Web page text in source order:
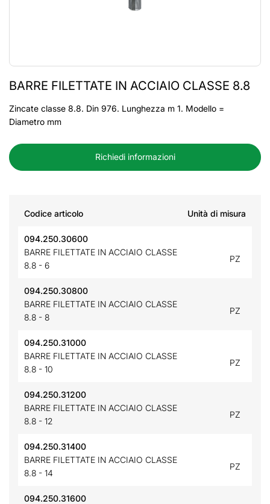
BARRE FILETTATE IN ACCIAIO CLASSE 8.8
Zincate classe 8.8. Din 976. Lunghezza m 1. Modello =
Diametro mm
Richiedi informazioni
Codice articolo Unità di misura
094.250.30600
BARRE FILETTATE IN ACCIAIO CLASSE
8.8 - 6
PZ
094.250.30800
BARRE FILETTATE IN ACCIAIO CLASSE
8.8 - 8
PZ
094.250.31000
BARRE FILETTATE IN ACCIAIO CLASSE
8.8 - 10
PZ
094.250.31200
BARRE FILETTATE IN ACCIAIO CLASSE
8.8 - 12
PZ
094.250.31400
BARRE FILETTATE IN ACCIAIO CLASSE
8.8 - 14
PZ
094.250.31600